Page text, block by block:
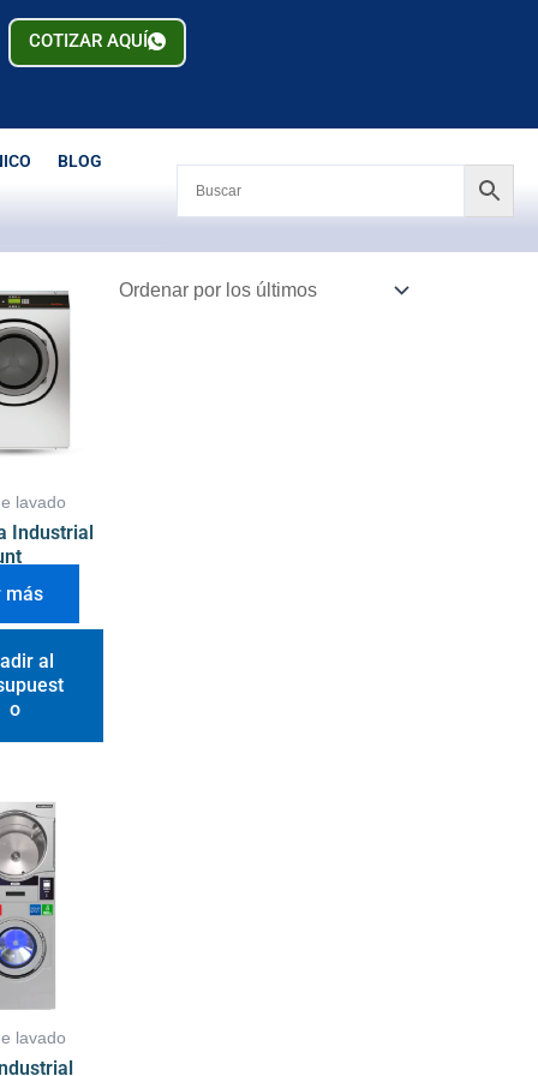
COTIZAR AQUÍ
BLOG
lavado
Industrial
más
al
o
lavado